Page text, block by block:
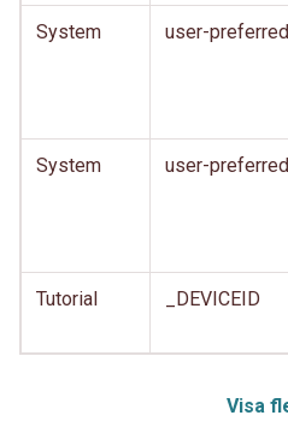
System user-
System user-
Tutorial _DEVICEID
Visa